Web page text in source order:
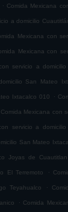
. Comida Mexicana
a domicilio
Mexicana con
Mexicana con
servicio a
San Mateo
Ixtacalco 010 .
Comida Mexicana con
servicio a
San Mateo
Joyas de Cuautitlan
El Terremoto .
Teyahualco .
. Comida